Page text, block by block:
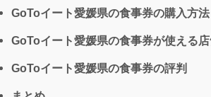
GoToイート愛媛県の食事券の購入方法
GoToイート愛媛県の食事券が使える
GoToイート愛媛県の食事券の評判